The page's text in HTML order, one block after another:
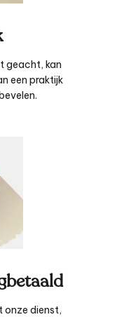
geacht, kan
een praktijk
onze dienst,